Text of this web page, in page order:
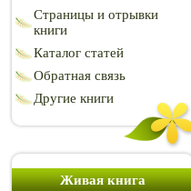
Страницы и отрывки
книги
Каталог статей
Обратная связь
Другие книги
Живая книга